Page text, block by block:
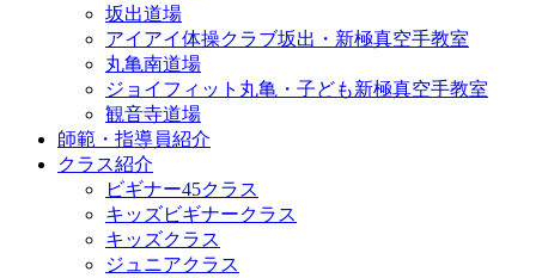
坂出道場
アイアイ体操クラブ坂出・新極真空手教室
丸亀南道場
ジョイフィット丸亀・子ども新極真空手教室
観音寺道場
師範・指導員紹介
クラス紹介
ビギナー45クラス
キッズビギナークラス
キッズクラス
ジュニアクラス